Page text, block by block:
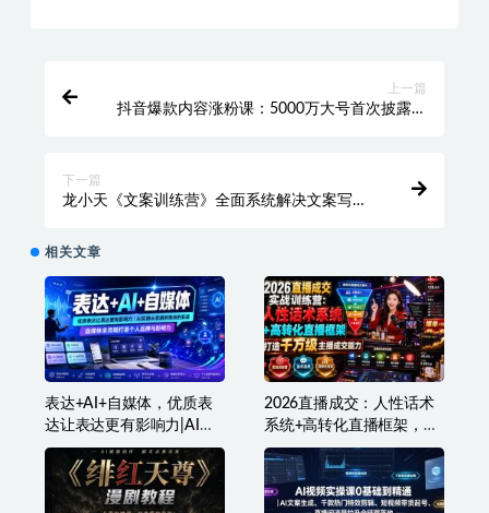
上一篇
抖音爆款内容涨粉课：5000万大号首次披露涨
下一篇
龙小天《文案训练营》全面系统解决文案写作
相关文章
表达+AI+自媒体，优质表
达让表达更有影响力|AI实
操从思路到落地的实战|自
媒体全流程打造个人品牌
与影响力
2026直播成交：人性话术
系统+高转化直播框架，打
造千万级主播成交能力